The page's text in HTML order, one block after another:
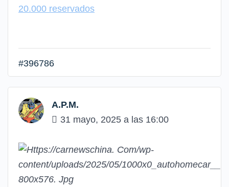
20.000 reservados
#396786
A.P.M.
31 mayo, 2025 a las 16:00